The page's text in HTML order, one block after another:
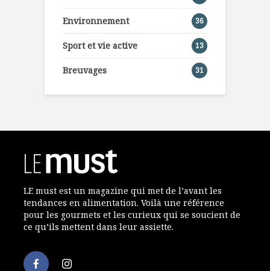
Environnement 36
Sport et vie active 13
Breuvages 31
LE must est un magazine qui met de l’avant les
tendances en alimentation. Voilà une référence
pour les gourmets et les curieux qui se soucient de
ce qu’ils mettent dans leur assiette.